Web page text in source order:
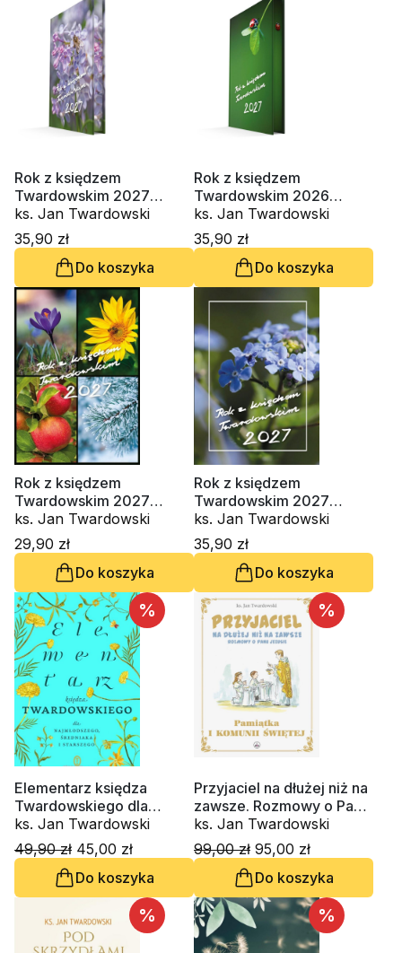
Rok z księdzem
Twardowskim 2027
(kwiat wiśni)ks. Jan Twardowski
35,90 zł
Do koszyka
Rok z księdzem
Twardowskim 2026
(biedronka)ks. Jan Twardowski
35,90 zł
Do koszyka
Rok z księdzem
Twardowskim 2027
(cztery pory roku)
ks. Jan Twardowski
29,90 zł
Do koszyka
Rok z księdzem
Twardowskim 2027
(pszczoła)ks. Jan Twardowski
35,90 zł
Do koszyka
%
Elementarz księdza
Twardowskiego dla
najmłodszego średniaka i
starszego
ks. Jan Twardowski
49,90 zł 45,00 zł
Do koszyka
%
Przyjaciel na dłużej niż na
zawsze. Rozmowy o Panu
Jezusie. Pamiątka
Pierwszej Komunii Świętej
ks. Jan Twardowski
99,00 zł 95,00 zł
Do koszyka
% %